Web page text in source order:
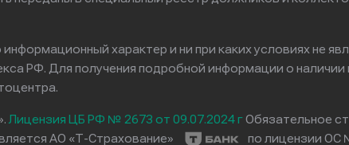
характер и ни при каких условиях не
РФ. Для получения подробной информации о наличии
Лицензия ЦБ РФ № 2673 от 09.07.2024 гОбязательное
АО «Т-Страхование»
по лицензии ОС